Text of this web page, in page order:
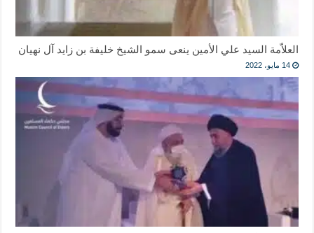
العلاّمة السيد علي الأمين ينعى سمو الشيخ خليفة بن زايد آل نهيان
14 مايو، 2022